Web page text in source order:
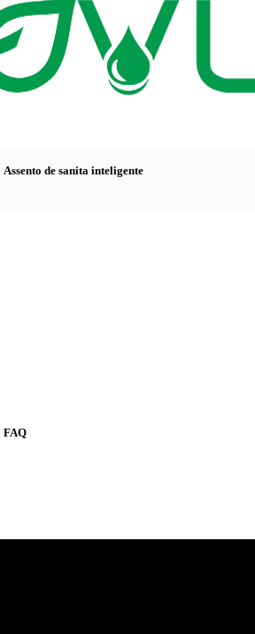
Assento de sanita inteligente
FAQ